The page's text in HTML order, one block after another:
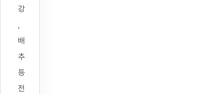
강
,
배
추
등
전